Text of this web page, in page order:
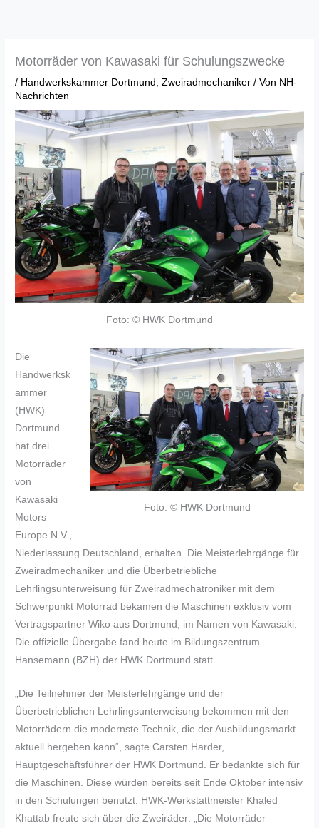
Motorräder von Kawasaki für Schulungszwecke
/ Handwerkskammer Dortmund ,Zweiradmechaniker / Von NH-
Nachrichten
Foto: © HWK Dortmund
Foto: © HWK Dortmund
Die
Handwerksk
ammer
(HWK)
Dortmund
hat drei
Motorräder
von
Kawasaki
Motors
Europe N.V.,
Niederlassung Deutschland, erhalten. Die Meisterlehrgänge für
Zweiradmechaniker und die Überbetriebliche
Lehrlingsunterweisung für Zweiradmechatroniker mit dem
Schwerpunkt Motorrad bekamen die Maschinen exklusiv vom
Vertragspartner Wiko aus Dortmund, im Namen von Kawasaki.
Die offizielle Übergabe fand heute im Bildungszentrum
Hansemann (BZH) der HWK Dortmund statt.
„Die Teilnehmer der Meisterlehrgänge und der
Überbetrieblichen Lehrlingsunterweisung bekommen mit den
Motorrädern die modernste Technik, die der Ausbildungsmarkt
aktuell hergeben kann“, sagte Carsten Harder,
Hauptgeschäftsführer der HWK Dortmund. Er bedankte sich für
die Maschinen. Diese würden bereits seit Ende Oktober intensiv
in den Schulungen benutzt. HWK-Werkstattmeister Khaled
Khattab freute sich über die Zweiräder: „Die Motorräder